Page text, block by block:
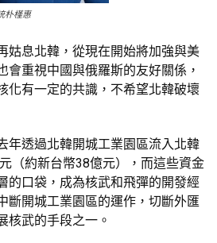
朴槿惠
姑息北韓，從現在開始將加強與美
會重視中國與俄羅斯的友好關係，
化有一定的共識，不希望北韓破壞
年透過北韓開城工業園區流入北韓
（約新台幣38億元），而這些資金
的口袋，成為核武和飛彈的開發經
斷開城工業園區的運作，切斷外匯
核武的手段之一。